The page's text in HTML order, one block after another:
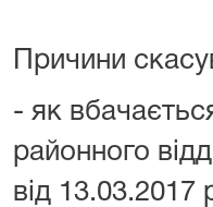
Причини
- як
районного
від 13.03.2017